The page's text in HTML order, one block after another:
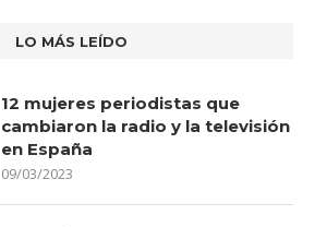
LO MÁS LEÍDO
12 mujeres periodistas que
cambiaron la radio y la televisión
en España
09/03/2023